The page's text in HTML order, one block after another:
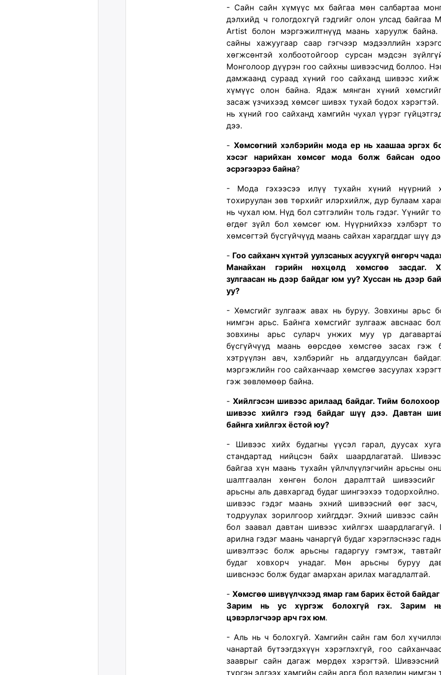
- Сайн сайн хүмүүс мх байгаа мөн салбартаа
дэлхийд ч гологдохгүй гэдгийг олон улсад байгаа
Artistболон мэргэжилтнүүд маань харуулж байна.
сайны хажуугаар саар гэгчээр мэдээллийн
хөгжсөнтэй холбоотойгоор сурсан мэдсэн
Монголоор дүүрэн гоо сайхны шивээсчид боллоо.
дамжаанд сураад хүний гоо сайханд шивээс хийж
хүмүүс олон байна. Ядаж мянган хүний
засаж үзчихээд хөмсөг шивэх тухай бодох
нь хүний гоо сайханд хамгийн чухал үүрэг
дээ.
- Хөмсөгний хэлбэрийн мода ер нь хаашаа эргэх
хэсэг нарийхан хөмсөг мода болж байсан
эсрэгээрээ байна?
- Мода гэхээсээ илүү тухайн хүний нүүрний
тохируулан зөв төрхийг илэрхийлж, дур булаам
нь чухал юм. Нүд бол сэтгэлийн толь гэдэг. Үүнийг
өгдөг зүйл бол хөмсөг юм. Нүүрнийхээ хэлбэрт
хөмсөгтэй бүсгүйчүүд маань сайхан харагддаг шүү
- Гоо сайханч хүнтэй уулзсаных асуухгүй өнгөрч
Манайхан гэрийн нөхцөлд хөмсгөө засдаг.
зулгаасан нь дээр байдаг юм уу? Хуссан нь дээр
уу?
- Хөмсгийг зулгааж авах нь буруу. Зовхины арьс
нимгэн арьс. Байнга хөмсгийг зулгааж авснаас
зовхины арьс суларч унжих муу үр
бүсгүйчүүд маань өөрсдөө хөмсгөө засах гэж
хэтрүүлэн авч, хэлбэрийг нь алдагдуулсан
мэргэжлийн гоо сайханчаар хөмсгөө засуулах
гэж зөвлөмөөр байна.
-Хийлгэсэн шивээс арилаад байдаг. Тийм болохоор
шивээс хийлгэ гээд байдаг шүү дээ. Давтан
байнга хийлгэх ёстой юу?
- Шивээс хийх будагны үүсэл гарал, дуусах
стандартад нийцсэн байх шаардлагатай.
байгаа хүн маань тухайн үйлчлүүлэгчийн арьсны
шалтгаалан хөнгөн болон даралттай шивээсийг
арьсны аль давхаргад будаг шингээхээ
шивээс гэдэг маань эхний шивээсний өөг засч,
тодруулах зорилгоор хийгддэг. Эхний шивээс сайн
бол заавал давтан шивээс хийлгэх шаардлагагүй.
арилна гэдэг маань чанаргүй будаг хэрэглэснээс
шивэлтээс болж арьсны гадаргуу гэмтэж,
будаг ховхорч унадаг. Мөн арьсны буруу
шивснээс болж будаг амархан арилах магадлалтай.
-Хөмсгөө шивүүлчхээд ямар гам барих ёстой
Зарим нь ус хүргэж болохгүй гэх. Зарим
цэвэрлэгчээр арч гэх юм.
- Аль нь ч болохгүй. Хамгийн сайн гам бол
чанартай бүтээгдэхүүн хэрэглэхгүй, гоо
зааврыг сайн дагаж мөрдөх хэрэгтэй.
түргэн эдгээх хамгийн сайн арга бол вазелин нимгэн